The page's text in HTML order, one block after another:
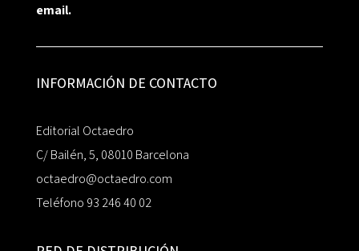
email.
INFORMACIÓN DE CONTACTO
Editorial Octaedro
C/ Bailén, 5, 08010 Barcelona
octaedro@octaedro.com
Teléfono 93 246 40 02